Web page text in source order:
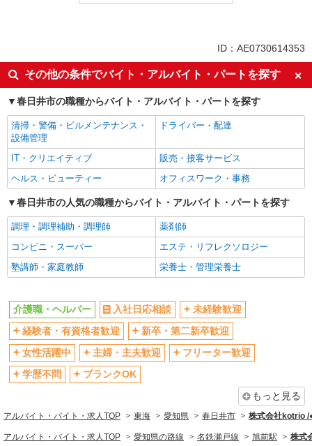
ボーナス・賞与あり
車通勤OK
交通費支給
社会保険あり
産休・育休取得実績あり
ID：AE0730614353
その他の条件でバイト・アルバイト・パートを探す
春日井市の職種からバイト・アルバイト・パートを探す
清掃・警備・ビルメンテナンス・
設備管理
ドライバー・配達
IT・クリエイティブ
販売・接客サービス
ヘルス・ビューティー
オフィスワーク・事務
春日井市の人気の職種からバイト・アルバイト・パートを探す
調理・調理補助・調理師
薬剤師
コンビニ・スーパー
エステ・リフレクソロジー
塾講師・家庭教師
栄養士・管理栄養士
介護職・ヘルパー 入社日応相談
未経験歓迎
経験者・有資格者歓迎
新卒・第二新卒歓迎
女性活躍中
主婦・主夫歓迎
フリーター歓迎
学歴不問
ブランクOK
もっと見る
アルバイト・バイト・求人TOP 東海 愛知県 春日井市 株式会社kotrio /
アルバイト・バイト・求人TOP 愛知県の路線 名鉄瀬戸線 旭前駅 株式